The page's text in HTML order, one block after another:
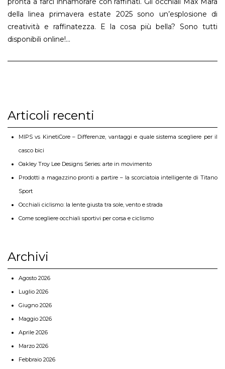
della linea primavera estate 2025 sono un’esplosione di
creatività e raffinatezza. E la cosa più bella? Sono tutti
disponibili online!...
Articoli recenti
MIPS vs KinetiCore – Differenze, vantaggi e quale sistema scegliere per il
casco bici
Oakley Troy Lee Designs Series: arte in movimento
Prodotti a magazzino pronti a partire – la scorciatoia intelligente di Titano
Sport
Occhiali ciclismo: la lente giusta tra sole, vento e strada
Come scegliere occhiali sportivi per corsa e ciclismo
Archivi
Agosto 2026
Luglio 2026
Giugno 2026
Maggio 2026
Aprile 2026
Marzo 2026
Febbraio 2026